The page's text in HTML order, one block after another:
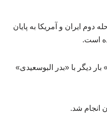
ایران و آمریکا به پایان
است.
دیگر با «بدر البوسعیدی»
انجام شد.